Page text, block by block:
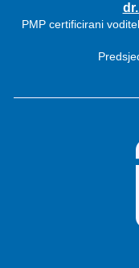
PMP certificirani